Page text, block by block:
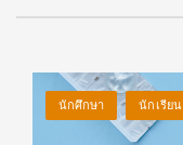
นักศึกษา นักเรียน